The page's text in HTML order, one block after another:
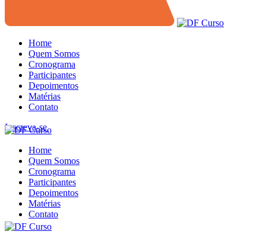
Home
Quem Somos
Cronograma
Participantes
Depoimentos
Matérias
Contato
Inscreva-se
Home
Quem Somos
Cronograma
Participantes
Depoimentos
Matérias
Contato